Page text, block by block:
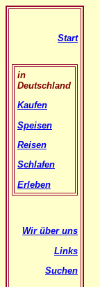
Start
in
Deutschland
Kaufen
Speisen
Reisen
Schlafen
Erleben
Wir über uns
Links
Suchen